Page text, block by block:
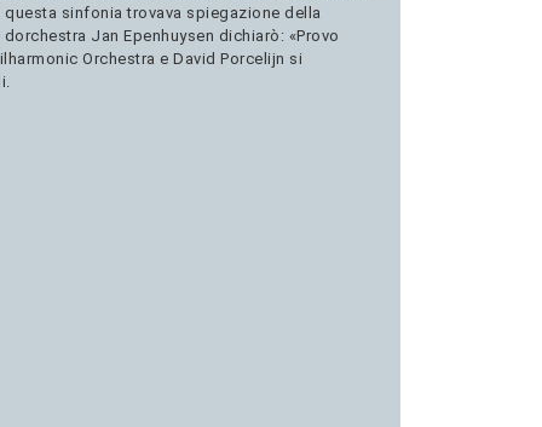
sinfonia trovava spiegazione della
Jan Epenhuysen dichiarò: «Provo
Orchestra e David Porcelijn si